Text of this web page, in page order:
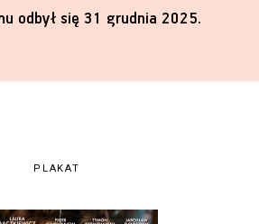
odbył się 31 grudnia 2025.
PLAKAT